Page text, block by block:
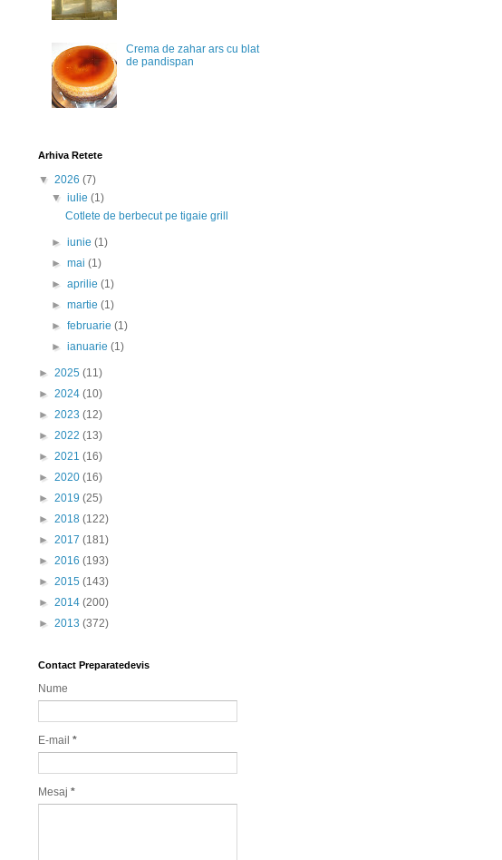
Crema de zahar ars cu blat
de pandispan
Arhiva Retete
▼ 2026 (7)
▼iulie(1)
Cotlete de berbecut pe tigaie grill
►iunie(1)
►mai(1)
►aprilie(1)
►martie(1)
►februarie(1)
►ianuarie(1)
► 2025 (11)
► 2024 (10)
► 2023 (12)
► 2022 (13)
► 2021 (16)
► 2020 (16)
► 2019 (25)
► 2018 (122)
► 2017 (181)
► 2016 (193)
► 2015 (143)
► 2014 (200)
► 2013 (372)
Contact Preparatedevis
Nume
E-mail *
Mesaj *